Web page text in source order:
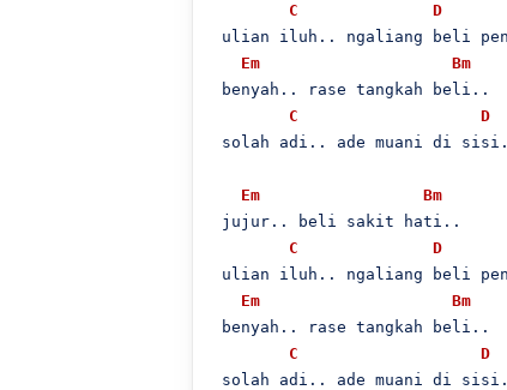
C
D
ulian iluh.. ngaliang beli
Em
Bm
benyah.. rase tangkah beli..
C
D
solah adi.. ade muani di
Em
Bm
jujur.. beli sakit hati..
C
D
ulian iluh.. ngaliang beli
Em
Bm
benyah.. rase tangkah beli..
C
D
solah adi.. ade muani di